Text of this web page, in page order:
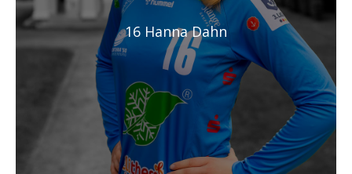
16 Hanna Dahn